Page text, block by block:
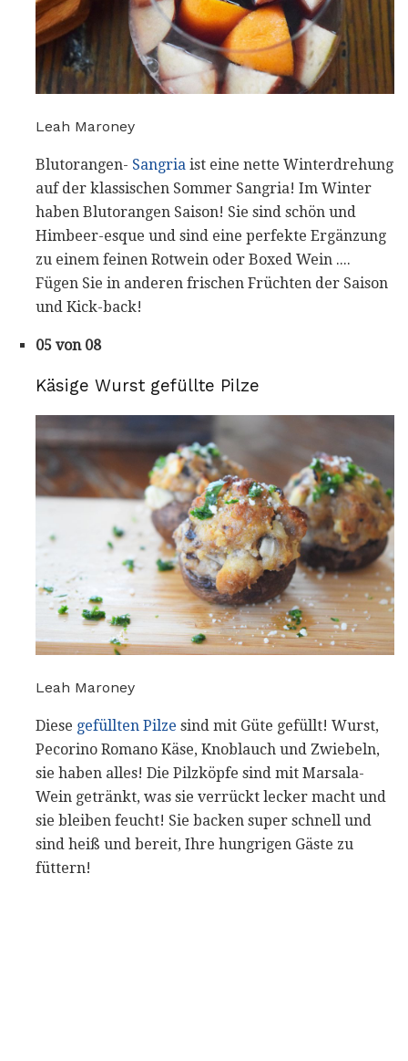
Leah Maroney
Blutorangen- Sangria ist eine nette Winterdrehung
auf der klassischen Sommer Sangria! Im Winter
haben Blutorangen Saison! Sie sind schön und
Himbeer-esque und sind eine perfekte Ergänzung
zu einem feinen Rotwein oder Boxed Wein ....
Fügen Sie in anderen frischen Früchten der Saison
und Kick-back!
05 von 08
Käsige Wurst gefüllte Pilze
Leah Maroney
Diese gefüllten Pilze sind mit Güte gefüllt! Wurst,
Pecorino Romano Käse, Knoblauch und Zwiebeln,
sie haben alles! Die Pilzköpfe sind mit Marsala-
Wein getränkt, was sie verrückt lecker macht und
sie bleiben feucht! Sie backen super schnell und
sind heiß und bereit, Ihre hungrigen Gäste zu
füttern!